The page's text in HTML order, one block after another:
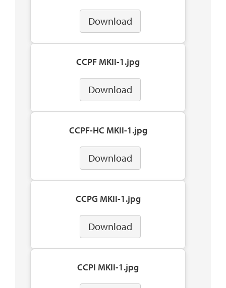
Download
CCPF MKII-1.jpg
Download
CCPF-HC MKII-1.jpg
Download
CCPG MKII-1.jpg
Download
CCPI MKII-1.jpg